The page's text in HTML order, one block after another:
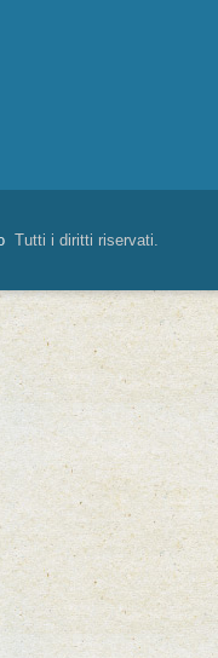
Tutti i diritti riservati.